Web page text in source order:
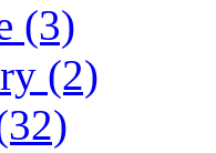
(3)
(2)